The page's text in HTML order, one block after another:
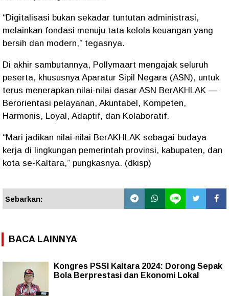
“Digitalisasi bukan sekadar tuntutan administrasi,
melainkan fondasi menuju tata kelola keuangan yang
bersih dan modern,” tegasnya.
Di akhir sambutannya, Pollymaart mengajak seluruh
peserta, khususnya Aparatur Sipil Negara (ASN), untuk
terus menerapkan nilai-nilai dasar ASN BerAKHLAK —
Berorientasi pelayanan, Akuntabel, Kompeten,
Harmonis, Loyal, Adaptif, dan Kolaboratif.
“Mari jadikan nilai-nilai BerAKHLAK sebagai budaya
kerja di lingkungan pemerintah provinsi, kabupaten, dan
kota se-Kaltara,” pungkasnya. (dkisp)
Sebarkan:
BACA LAINNYA
Kongres PSSI Kaltara 2024: Dorong Sepak
Bola Berprestasi dan Ekonomi Lokal